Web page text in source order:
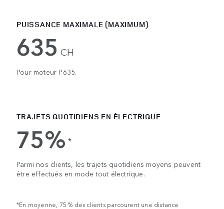
PUISSANCE MAXIMALE (MAXIMUM)
635 CH
Pour moteur P635.
TRAJETS QUOTIDIENS EN ÉLECTRIQUE
75% *
Parmi nos clients, les trajets quotidiens moyens peuvent
être effectués en mode tout électrique.
*En moyenne, 75 % des clients parcourent une distance